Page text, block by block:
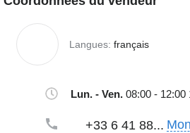
Langues: français
Lun. - Ven. 08:00 - 12:00
+33 6 41 88...